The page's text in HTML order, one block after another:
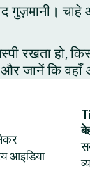
हो,
जानें कि वहाँ
आइडिया